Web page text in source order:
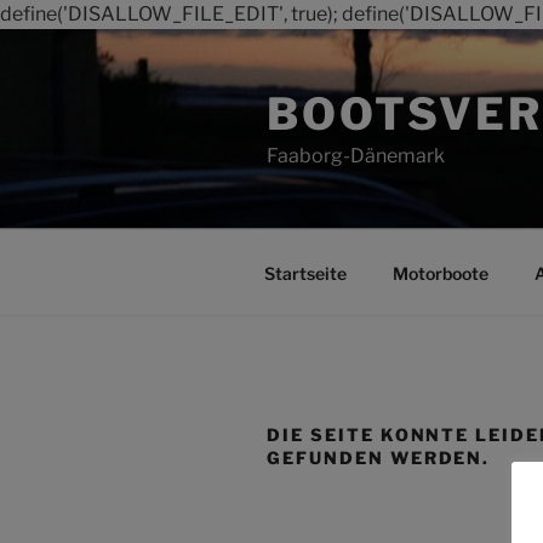
define('DISALLOW_FILE_EDIT', true);
Faaborg-Dänemark
Startseite Motorboote
DIE SEITE KONNTE
GEFUNDEN WERDEN.